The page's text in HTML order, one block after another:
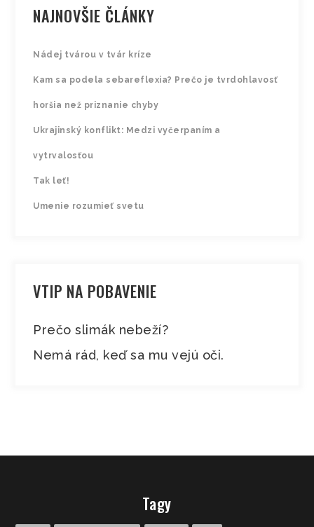
NAJNOVŠIE ČLÁNKY
Nádej tvárou v tvár kríze
Kam sa podela sebareflexia? Prečo je tvrdohlavosť
horšia než priznanie chyby
Ukrajinský konflikt: Medzi vyčerpaním a
vytrvalosťou
Tak leť!
Umenie rozumieť svetu
VTIP NA POBAVENIE
Prečo slimák nebeží?
Nemá rád, keď sa mu vejú oči.
Tagy